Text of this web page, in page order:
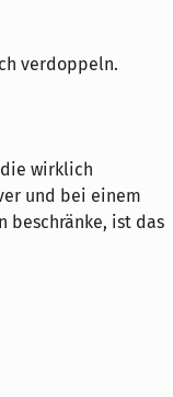
verdoppeln.
wirklich
und bei einem
beschränke, ist das